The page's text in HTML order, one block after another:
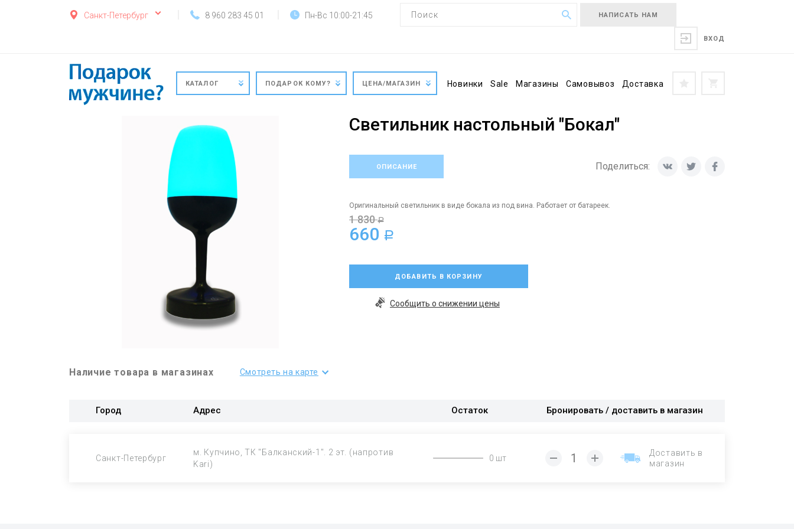
Санкт-Петербург 8 960 283 45 01 Пн-Вс 10:00-21:45 НАПИСАТЬ НАМ
ВХОД
КАТАЛОГ ПОДАРОК КОМУ? ЦЕНА/МАГАЗИН Новинки Sale Магазины Самовывоз Доставка
Светильник настольный "Бокал"
ОПИСАНИЕ Поделиться:
Оригинальный светильник в виде бокала из под вина. Работает от батареек.
1 830a
660 a
ДОБАВИТЬ В КОРЗИНУ
Сообщить о снижении цены
Наличие товара в магазинах Смотреть на карте
Город Адрес Остаток Бронировать / доставить в магазин
Санкт-Петербург
м. Купчино, ТК "Балканский-1". 2 эт. (напротив
Kari)
0 шт
Доставить в
магазин